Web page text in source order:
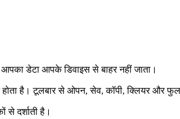
डेटा आपके डिवाइस से बाहर नहीं जाता।
होता है। टूलबार से ओपन, सेव, कॉपी, क्लियर और
से दर्शाती है।